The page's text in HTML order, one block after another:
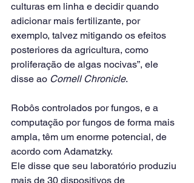
culturas em linha e decidir quando
adicionar mais fertilizante, por
exemplo, talvez mitigando os efeitos
posteriores da agricultura, como
proliferação de algas nocivas”, ele
disse ao Cornell Chronicle.
Robôs controlados por fungos, e a
computação por fungos de forma mais
ampla, têm um enorme potencial, de
acordo com Adamatzky.
Ele disse que seu laboratório produziu
mais de 30 dispositivos de